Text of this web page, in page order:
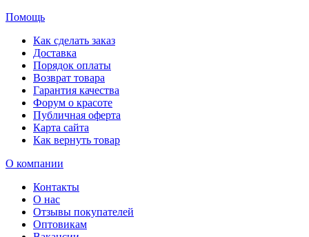
Помощь
Как сделать заказ
Доставка
Порядок оплаты
Возврат товара
Гарантия качества
Форум о красоте
Публичная оферта
Карта сайта
Как вернуть товар
О компании
Контакты
О нас
Отзывы покупателей
Оптовикам